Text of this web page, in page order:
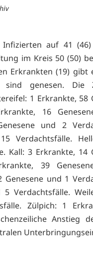
auf 41
im Kreis 50 (50)
Erkrankten (19) gibt
sind genesen. Die
1 Erkrankte, 58
16
und 2
Verdachtsfälle.
Kall: 3 Erkrankte, 14
39
und 1
Verdachtsfälle.
Zülpich: 1
Anstieg